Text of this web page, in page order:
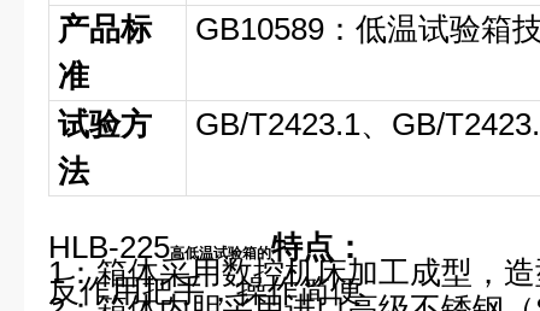
产品标
准
GB10589：低温试验箱
试验方
法
GB/T2423.1、GB/
HLB-225高低温试验箱的特点：
1：箱体采用数控机床加工成型，
反作用把手，操作简便